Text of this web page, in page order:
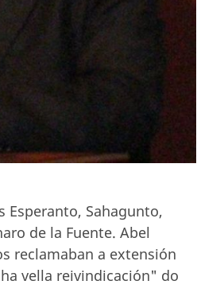
Esperanto, Sahagunto,
de la Fuente. Abel
reclamaban a extensión
vella reivindicación" do